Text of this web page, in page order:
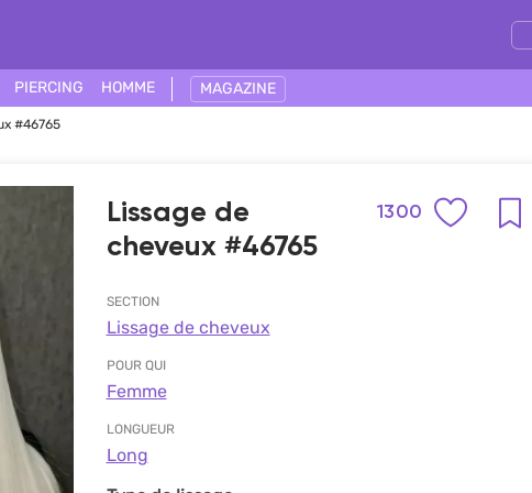
PIERCING HOMME MAGAZINE
#46765
Lissage de
cheveux #46765
1300
SECTION
Lissage de cheveux
POUR QUI
Femme
LONGUEUR
Long